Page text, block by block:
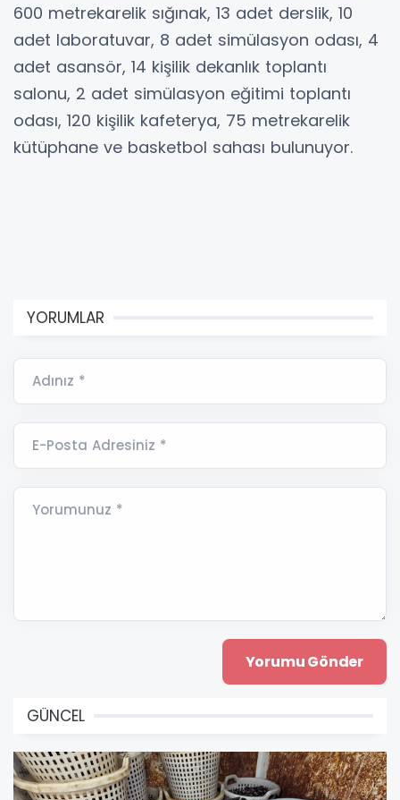
600 metrekarelik sığınak, 13 adet derslik, 10
adet laboratuvar, 8 adet simülasyon odası, 4
adet asansör, 14 kişilik dekanlık toplantı
salonu, 2 adet simülasyon eğitimi toplantı
odası, 120 kişilik kafeterya, 75 metrekarelik
kütüphane ve basketbol sahası bulunuyor.
YORUMLAR
Adınız *
E-Posta Adresiniz *
Yorumunuz *
GÜNCEL